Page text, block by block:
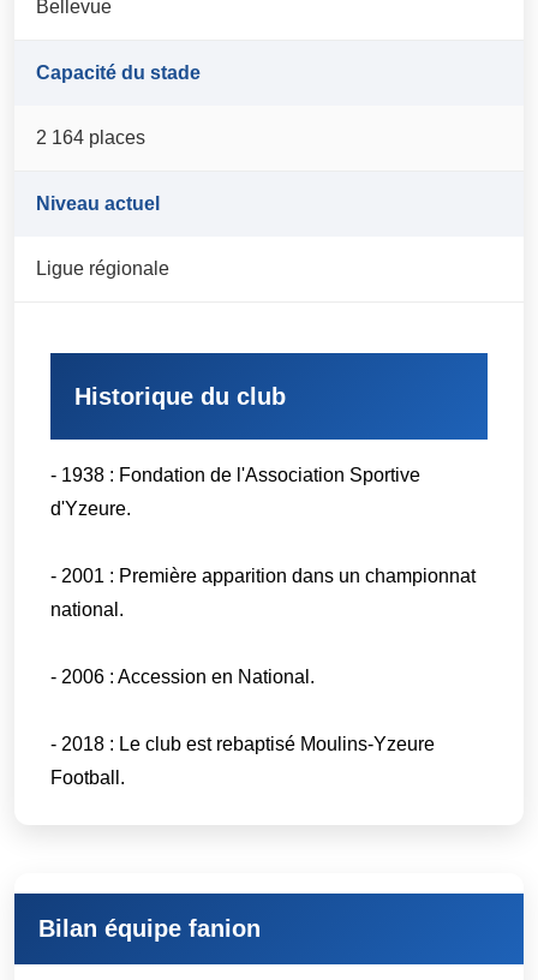
Bellevue
Capacité du stade
2 164 places
Niveau actuel
Ligue régionale
Historique du club
- 1938 : Fondation de l'Association Sportive
d'Yzeure.
- 2001 : Première apparition dans un championnat
national.
- 2006 : Accession en National.
- 2018 : Le club est rebaptisé Moulins-Yzeure
Football.
Bilan équipe fanion